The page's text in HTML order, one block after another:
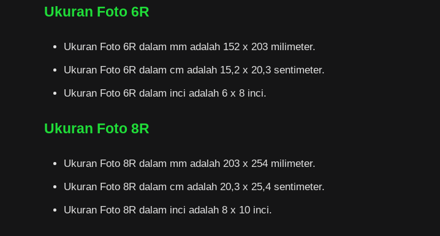
Ukuran Foto 6R
Ukuran Foto 6R dalam mm adalah 152 x 203 milimeter.
Ukuran Foto 6R dalam cm adalah 15,2 x 20,3 sentimeter.
Ukuran Foto 6R dalam inci adalah 6 x 8 inci.
Ukuran Foto 8R
Ukuran Foto 8R dalam mm adalah 203 x 254 milimeter.
Ukuran Foto 8R dalam cm adalah 20,3 x 25,4 sentimeter.
Ukuran Foto 8R dalam inci adalah 8 x 10 inci.